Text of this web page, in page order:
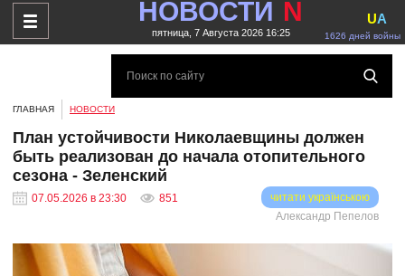
НОВОСТИ N
пятница, 7 Августа 2026 16:25 1626 дней войны
UA
ГЛАВНАЯ НОВОСТИ
План устойчивости Николаевщины должен
быть реализован до начала отопительного
сезона - Зеленский
07.05.2026 в 23:30 851
читати українською
Александр Пепелов